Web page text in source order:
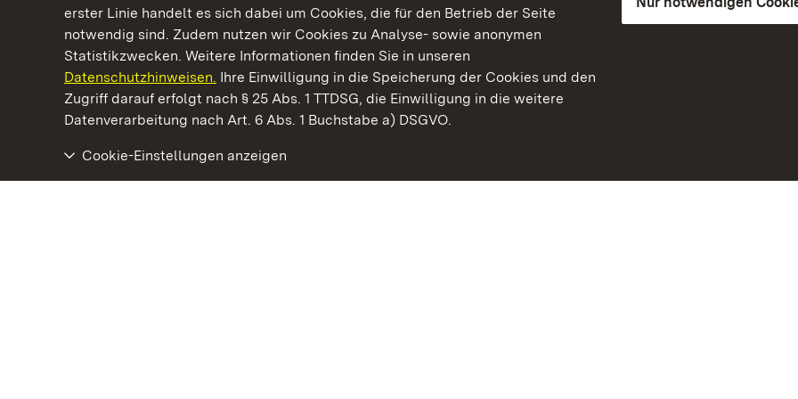
erster Linie handelt es sich dabei um Cookies, die für den Betrieb der Seite
notwendig sind. Zudem nutzen wir Cookies zu Analyse- sowie anonymen
Statistikzwecken. Weitere Informationen finden Sie in unseren
Datenschutzhinweisen. Ihre Einwilligung in die Speicherung der Cookies und den
Zugriff darauf erfolgt nach § 25 Abs. 1 TTDSG, die Einwilligung in die weitere
Datenverarbeitung nach Art. 6 Abs. 1 Buchstabe a) DSGVO.
Cookie-Einstellungen anzeigen
Kommen. Staunen. Genießen.